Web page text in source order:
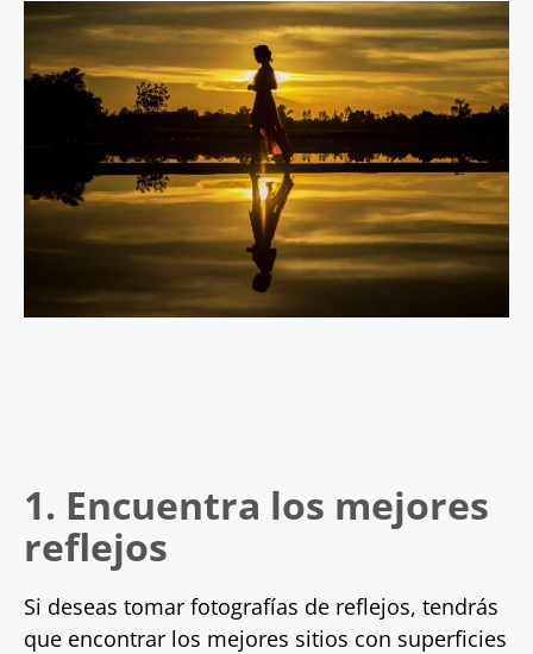
1. Encuentra los mejores
reflejos
Si deseas tomar fotografías de reflejos, tendrás
que encontrar los mejores sitios con superficies